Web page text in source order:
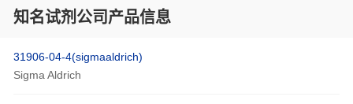
知名试剂公司产品信息
31906-04-4(sigmaaldrich)
Sigma Aldrich